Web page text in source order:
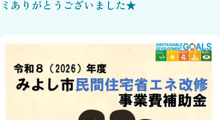
ミありがとうございました★